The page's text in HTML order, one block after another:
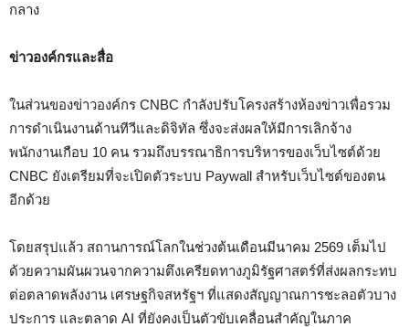
กลาง
ข่าวองค์กรและสื่อ
ในส่วนของข่าวองค์กร CNBC กำลังปรับโครงสร้างห้องข่าวเพื่อรวม
การดำเนินงานด้านทีวีและดิจิทัล ซึ่งจะส่งผลให้มีการเลิกจ้าง
พนักงานเกือบ 10 คน รวมถึงบรรณาธิการบริหารของเว็บไซต์ด้วย
CNBC ยังเตรียมที่จะเปิดตัวระบบ Paywall สำหรับเว็บไซต์ของตน
อีกด้วย
โดยสรุปแล้ว สถานการณ์โลกในช่วงต้นเดือนมีนาคม 2569 เต็มไป
ด้วยความผันผวนจากความตึงเครียดทางภูมิรัฐศาสตร์ที่ส่งผลกระทบ
ต่อตลาดพลังงาน เศรษฐกิจสหรัฐฯ ที่แสดงสัญญาณการชะลอตัวบาง
ประการ และตลาด AI ที่ยังคงเป็นตัวขับเคลื่อนสำคัญในภาค